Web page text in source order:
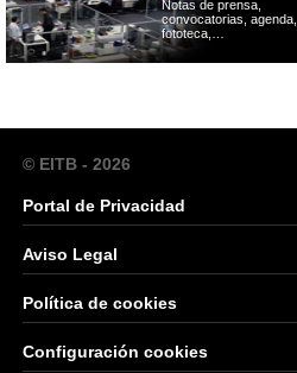
Notas de prensa,
convocatorias, agenda,
fototeca,…
© EITB - 2026
Portal de Privacidad
Aviso Legal
Política de cookies
Configuración cookies